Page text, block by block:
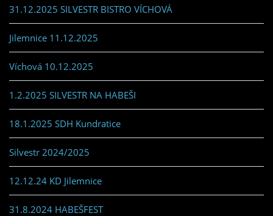
31.12.2025 SILVESTR BISTRO VÍCHOVÁ
Jilemnice 11.12.2025
Víchová 10.12.2025
1.2.2025 SILVESTR NA HABEŠI
18.1.2025 SDH Kundratice
Silvestr 2024/2025
12.12.24 KD Jilemnice
31.8.2024 HABEŠFEST